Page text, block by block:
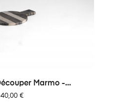
Marmo -...
Prix
40,00 €